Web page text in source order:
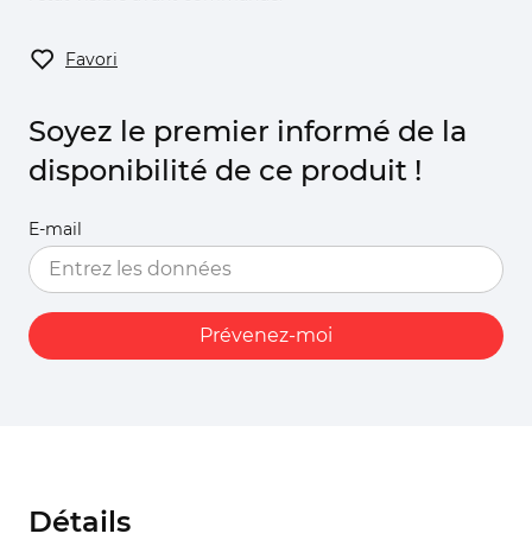
Favori
Soyez le premier informé de la
disponibilité de ce produit !
E-mail
Prévenez-moi
Détails